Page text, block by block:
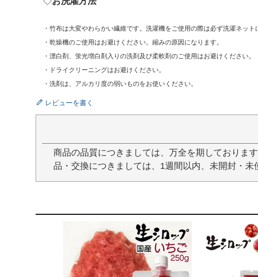
・竹布は大変やわらかい繊維です。洗濯機をご使用の際は必ず洗濯ネット
・乾燥機のご使用はお避けください。縮みの原因になります。
・漂白剤、蛍光増白剤入りの洗剤及び柔軟剤のご使用はお避けください。
・ドライクリーニングはお避けください。
・洗剤は、アルカリ度の弱いものをお使いください。
レビューを書く
商品の品質につきましては、万全を期しておりま
品・交換につきましては、1週間以内、未開封・未